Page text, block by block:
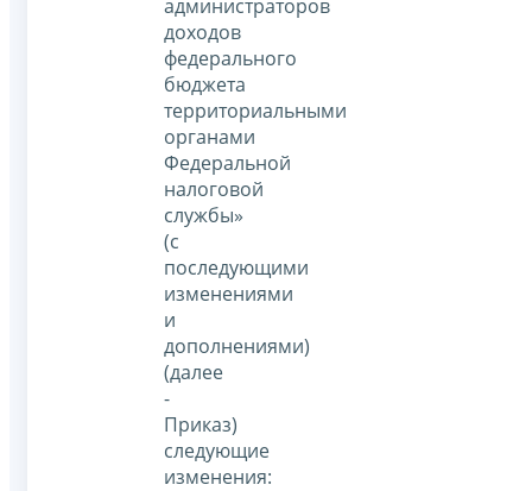
администраторов
доходов
федерального
бюджета
территориальными
органами
Федеральной
налоговой
службы»
(с
последующими
изменениями
и
дополнениями)
(далее
-
Приказ)
следующие
изменения: